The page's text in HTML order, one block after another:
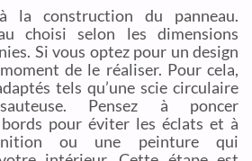
la construction du panneau.
choisi selon les dimensions
Si vous optez pour un design
de le réaliser. Pour cela,
tels qu’une scie circulaire
Pensez à poncer
pour éviter les éclats et à
ou une peinture qui